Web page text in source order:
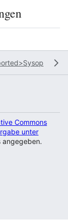
Commons
unter
angegeben.